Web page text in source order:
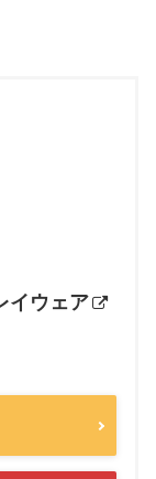
イウェア